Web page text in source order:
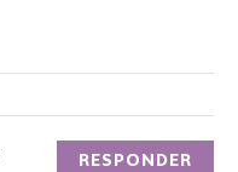
RESPONDER